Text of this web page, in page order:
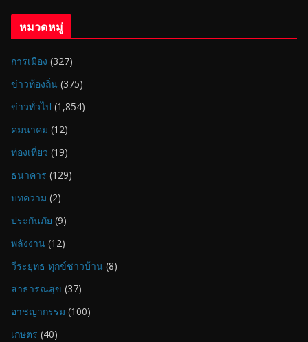
หมวดหมู่
การเมือง (327)
ข่าวท้องถิ่น (375)
ข่าวทั่วไป (1,854)
คมนาคม (12)
ท่องเที่ยว (19)
ธนาคาร (129)
บทความ (2)
ประกันภัย (9)
พลังงาน (12)
วีระยุทธ ทุกข์ชาวบ้าน (8)
สาธารณสุข (37)
อาชญากรรม (100)
เกษตร (40)